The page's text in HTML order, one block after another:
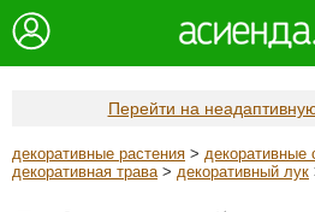
Перейти на
декоративные растения > декоративные
декоративная трава> декоративный лук